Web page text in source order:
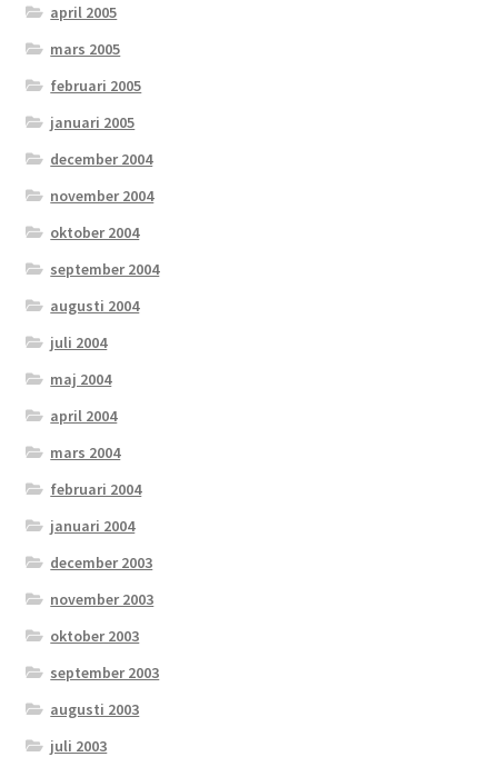
april 2005
mars 2005
februari 2005
januari 2005
december 2004
november 2004
oktober 2004
september 2004
augusti 2004
juli 2004
maj 2004
april 2004
mars 2004
februari 2004
januari 2004
december 2003
november 2003
oktober 2003
september 2003
augusti 2003
juli 2003